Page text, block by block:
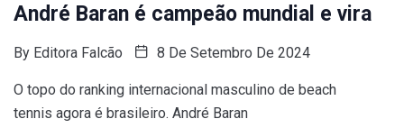
André Baran é campeão mundial e vira
By Editora Falcão 8 De Setembro De 2024
O topo do ranking internacional masculino de beach
tennis agora é brasileiro. André Baran